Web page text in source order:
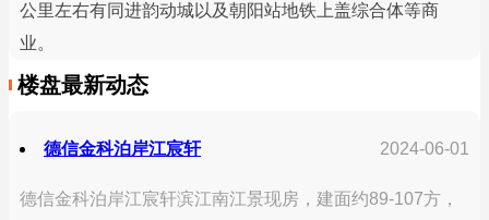
公里左右有同进韵动城以及朝阳站地铁上盖综合体等商
业。
楼盘最新动态
德信金科泊岸江宸轩 2024-06-01
德信金科泊岸江宸轩滨江南江景现房，建面约89-107方，